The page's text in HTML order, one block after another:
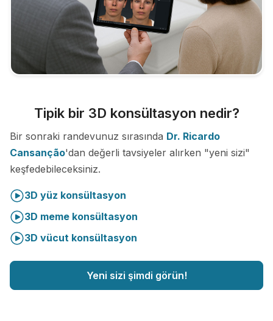
Tipik bir 3D konsültasyon nedir?
Bir sonraki randevunuz sırasında Dr. Ricardo
Cansanção'dan değerli tavsiyeler alırken "yeni sizi"
keşfedebileceksiniz.
3D yüz konsültasyon
3D meme konsültasyon
3D vücut konsültasyon
Yeni sizi şimdi görün!